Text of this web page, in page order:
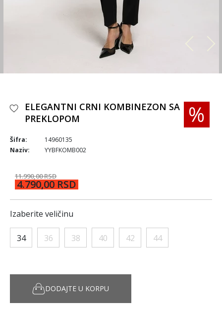
ELEGANTNI CRNI KOMBINEZON SA
PREKLOPOM
Šifra:
14960135
Naziv:
YYBFKOMB002
11.990,00 RSD
4.790,00 RSD
Izaberite veličinu
34 36 38 40 42 44
DODAJTE U KORPU